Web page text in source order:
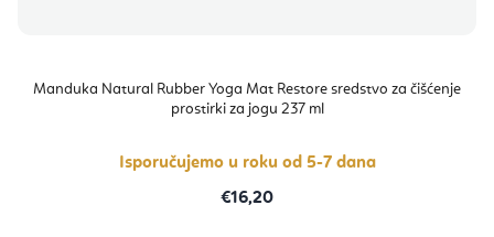
Manduka Natural Rubber Yoga Mat Restore sredstvo za čišćenje
prostirki za jogu 237 ml
Isporučujemo u roku od 5-7 dana
€16,20